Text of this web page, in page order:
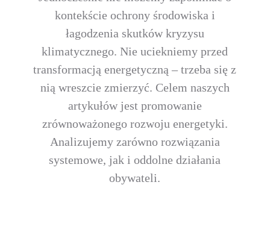
kontekście ochrony środowiska i
łagodzenia skutków kryzysu
klimatycznego. Nie uciekniemy przed
transformacją energetyczną – trzeba się z
nią wreszcie zmierzyć. Celem naszych
artykułów jest promowanie
zrównoważonego rozwoju energetyki.
Analizujemy zarówno rozwiązania
systemowe, jak i oddolne działania
obywateli.